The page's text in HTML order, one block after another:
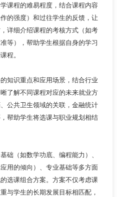
程的难易程度，结合课程内容
的强度）和过往学生的反馈，让
详细介绍课程的考核方式（如考
等），帮助学生根据自身的学习
程。
识重点和应用场景，结合行业
了解不同课程对应的未来就业方
公共卫生领域的关联，金融统计
帮助学生将选课与职业规划相结
（如数学功底、编程能力）、
用的倾向）、专业基础等多方面
选课组合方案。方案不仅考虑课
与学生的长期发展目标相匹配，